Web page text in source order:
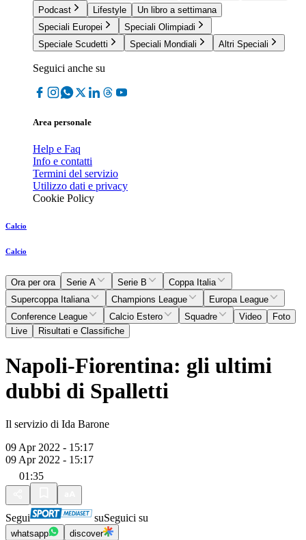
Podcast
Lifestyle
Un libro a settimana
Speciali Europei
Speciali Olimpiadi
Speciale Scudetti
Speciali Mondiali Altri Speciali
Seguici anche su
Area personale
Help e Faq
Info e contatti
Termini del servizio
Utilizzo dati e privacy
Cookie Policy
Calcio
Calcio
Ora per ora Serie A Serie B
Coppa Italia
Supercoppa Italiana
Champions League
Europa League
Conference League
Calcio Estero Squadre Video
Foto
Live
Risultati e Classifiche
Napoli-Fiorentina: gli ultimi
dubbi di Spalletti
Il servizio di Ida Barone
09 Apr 2022 - 15:17
09 Apr 2022 - 15:17
01:35
Segui suSeguici su
whatsapp discover